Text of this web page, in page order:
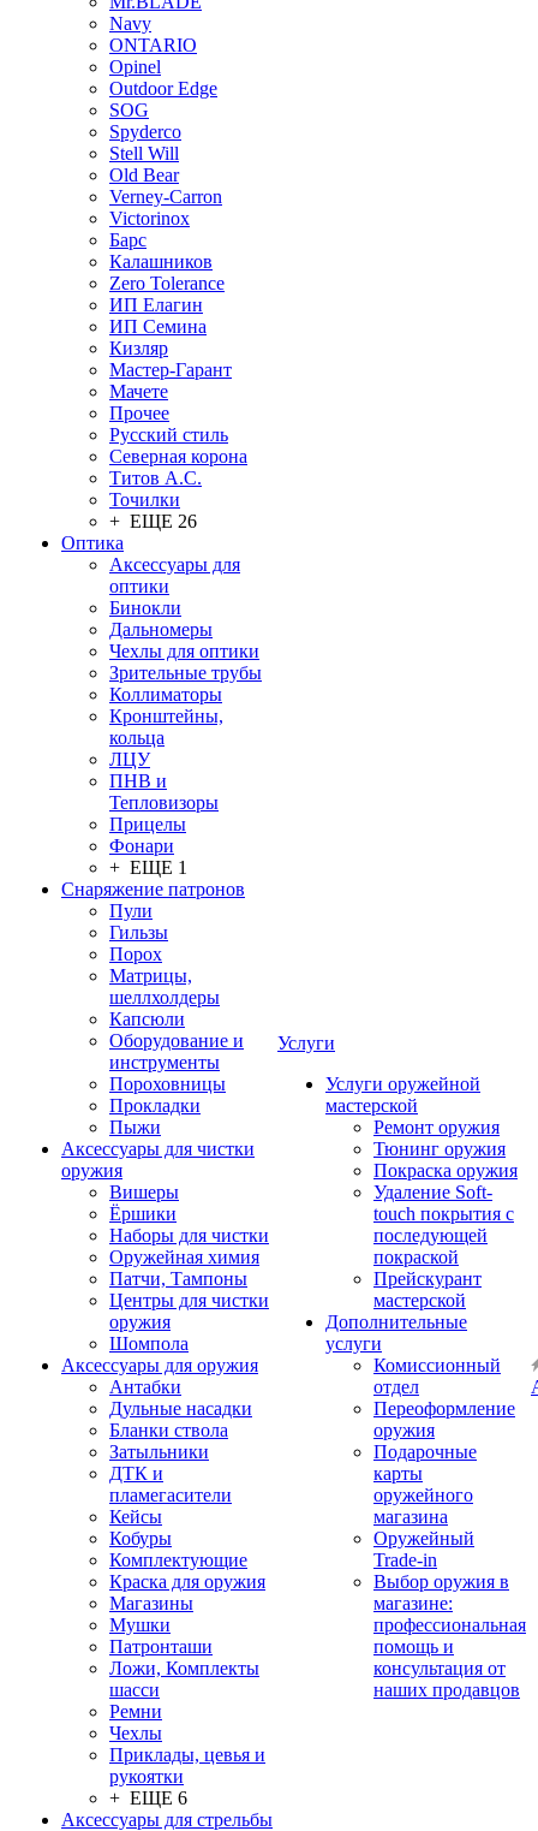
Navy
ONTARIO
Opinel
Outdoor Edge
SOG
Spyderco
Stell Will
Old Bear
Verney-Carron
Victorinox
Барс
Калашников
Zero Tolerance
ИП Елагин
ИП Семина
Кизляр
Мастер-Гарант
Мачете
Прочее
Русский стиль
Северная корона
Титов А.С.
Точилки
+ ЕЩЕ 26
Оптика
Аксессуары для
оптики
Бинокли
Дальномеры
Чехлы для оптики
Зрительные трубы
Коллиматоры
Кронштейны,
кольца
ЛЦУ
ПНВ и
Тепловизоры
Прицелы
Фонари
+ ЕЩЕ 1
Снаряжение патронов
Пули
Гильзы
Порох
Матрицы,
шеллхолдеры
Капсюли
Оборудование и
инструменты
Пороховницы
Прокладки
Пыжи
Аксессуары для чистки
оружия
Вишеры
Ёршики
Наборы для чистки
Оружейная химия
Патчи, Тампоны
Центры для чистки
оружия
Шомпола
Аксессуары для оружия
Антабки
Дульные насадки
Бланки ствола
Затыльники
ДТК и
пламегасители
Кейсы
Кобуры
Комплектующие
Краска для оружия
Магазины
Мушки
Патронташи
Ложи, Комплекты
шасси
Ремни
Чехлы
Приклады, цевья и
рукоятки
+ ЕЩЕ 6
Аксессуары для стрельбы
Услуги
Услуги оружейной
мастерской
Ремонт оружия
Тюнинг оружия
Покраска оружия
Удаление Soft-
touch покрытия с
последующей
покраской
Прейскурант
мастерской
Дополнительные
услуги
Комиссионный
отдел
Переоформление
оружия
Подарочные
карты
оружейного
магазина
Оружейный
Trade-in
Выбор оружия в
магазине:
профессиональная
помощь и
консультация от
наших продавцов